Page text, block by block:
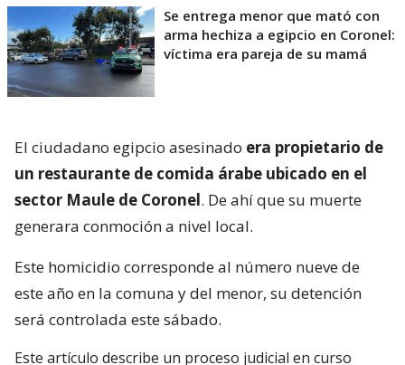
Se entrega menor que mató con
arma hechiza a egipcio en Coronel:
víctima era pareja de su mamá
El ciudadano egipcio asesinado era propietario de
un restaurante de comida árabe ubicado en el
sector Maule de Coronel. De ahí que su muerte
generara conmoción a nivel local.
Este homicidio corresponde al número nueve de
este año en la comuna y del menor, su detención
será controlada este sábado.
Este artículo describe un proceso judicial en curso